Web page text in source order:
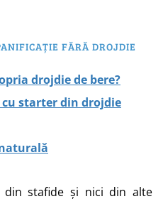
FĂRĂ DROJDIE
drojdie de bere?
starter din drojdie
stafide și nici din alte